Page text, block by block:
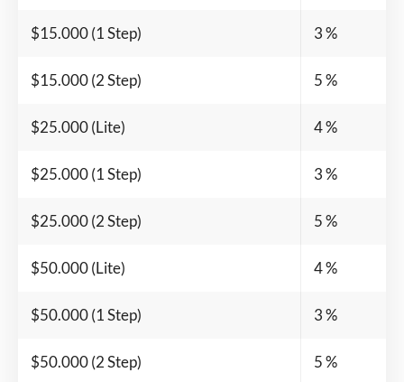
$15.000 (1 Step) 3 %
$15.000 (2 Step) 5 %
$25.000 (Lite) 4 %
$25.000 (1 Step) 3 %
$25.000 (2 Step) 5 %
$50.000 (Lite) 4 %
$50.000 (1 Step) 3 %
$50.000 (2 Step) 5 %